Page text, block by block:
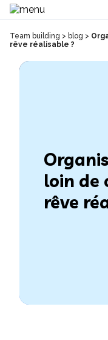
Team building > blog >
rêve réalisable ?
loin de
rêve